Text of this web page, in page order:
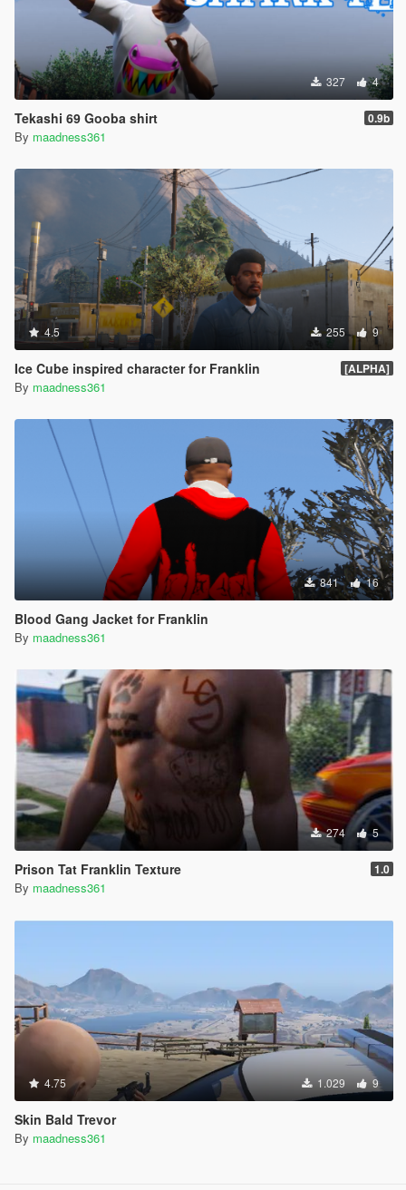
327 4
Tekashi 69 Gooba shirt 0.9b
By maadness361
4.5 255 9
Ice Cube inspired character for Franklin [ALPHA]
By maadness361
841 16
Blood Gang Jacket for Franklin
By maadness361
274 5
Prison Tat Franklin Texture 1.0
By maadness361
4.75 1.029 9
Skin Bald Trevor
By maadness361